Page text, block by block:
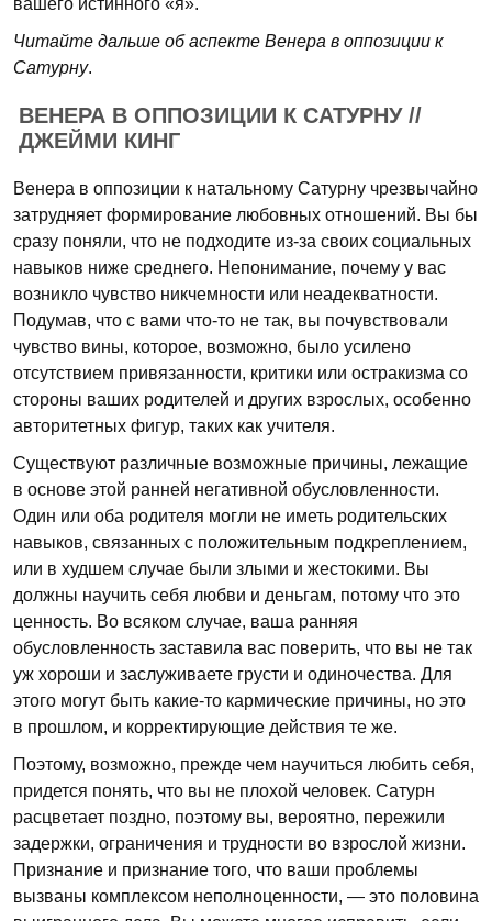
вашего истинного «я».
Читайте дальше об аспекте Венера в оппозиции к
Сатурну.
ВЕНЕРА В ОППОЗИЦИИ К САТУРНУ //
ДЖЕЙМИ КИНГ
Венера в оппозиции к натальному Сатурну чрезвычайно
затрудняет формирование любовных отношений. Вы бы
сразу поняли, что не подходите из-за своих социальных
навыков ниже среднего. Непонимание, почему у вас
возникло чувство никчемности или неадекватности.
Подумав, что с вами что-то не так, вы почувствовали
чувство вины, которое, возможно, было усилено
отсутствием привязанности, критики или остракизма со
стороны ваших родителей и других взрослых, особенно
авторитетных фигур, таких как учителя.
Существуют различные возможные причины, лежащие
в основе этой ранней негативной обусловленности.
Один или оба родителя могли не иметь родительских
навыков, связанных с положительным подкреплением,
или в худшем случае были злыми и жестокими. Вы
должны научить себя любви и деньгам, потому что это
ценность. Во всяком случае, ваша ранняя
обусловленность заставила вас поверить, что вы не так
уж хороши и заслуживаете грусти и одиночества. Для
этого могут быть какие-то кармические причины, но это
в прошлом, и корректирующие действия те же.
Поэтому, возможно, прежде чем научиться любить себя,
придется понять, что вы не плохой человек. Сатурн
расцветает поздно, поэтому вы, вероятно, пережили
задержки, ограничения и трудности во взрослой жизни.
Признание и признание того, что ваши проблемы
вызваны комплексом неполноценности, — это половина